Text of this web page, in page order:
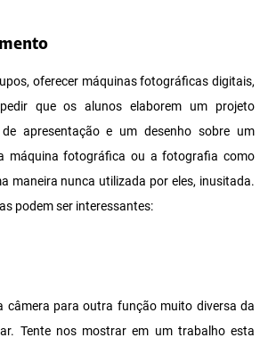
oferecer máquinas fotográficas digitais,
que os alunos elaborem um projeto
apresentação e um desenho sobre um
máquina fotográfica ou a fotografia como
maneira nunca utilizada por eles, inusitada.
podem ser interessantes:
câmera para outra função muito diversa da
Tente nos mostrar em um trabalho esta